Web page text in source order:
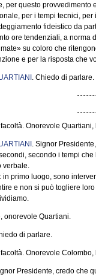
per questo
per i tempi tecnici,
fideistico da
ore tendenziali, a norma
su coloro che
e per la risposta che
. Chiedo di parlare.
Onorevole
. Signor
secondo i tempi
verbale.
in primo luogo, sono
e non si può togliere
onorevole Quartiani.
di parlare.
Onorevole
Presidente, credo che